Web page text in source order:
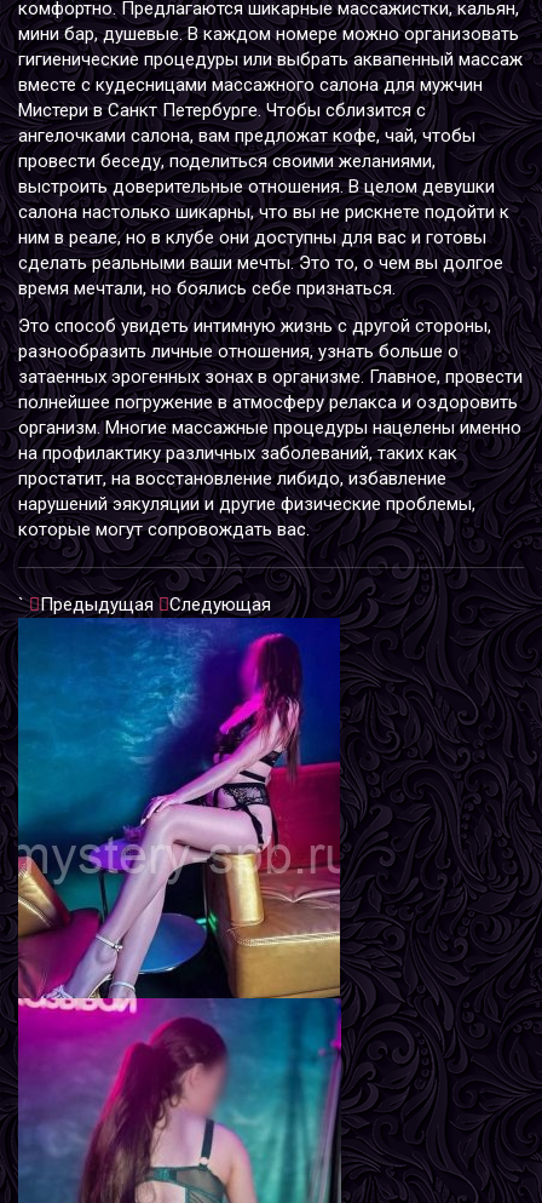
комфортно. Предлагаются шикарные массажистки, кальян,
мини бар, душевые. В каждом номере можно организовать
гигиенические процедуры или выбрать аквапенный массаж
вместе с кудесницами массажного салона для мужчин
Мистери в Санкт Петербурге. Чтобы сблизится с
ангелочками салона, вам предложат кофе, чай, чтобы
провести беседу, поделиться своими желаниями,
выстроить доверительные отношения. В целом девушки
салона настолько шикарны, что вы не рискнете подойти к
ним в реале, но в клубе они доступны для вас и готовы
сделать реальными ваши мечты. Это то, о чем вы долгое
время мечтали, но боялись себе признаться.
Это способ увидеть интимную жизнь с другой стороны,
разнообразить личные отношения, узнать больше о
затаенных эрогенных зонах в организме. Главное, провести
полнейшее погружение в атмосферу релакса и оздоровить
организм. Многие массажные процедуры нацелены именно
на профилактику различных заболеваний, таких как
простатит, на восстановление либидо, избавление
нарушений эякуляции и другие физические проблемы,
которые могут сопровождать вас.
` Предыдущая Следующая
Возраст24
170 см
57 кг